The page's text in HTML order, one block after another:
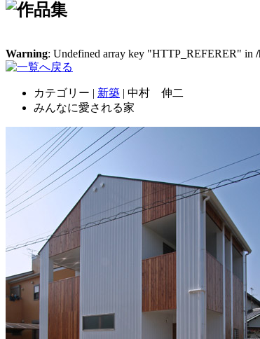
Warning: Undefined array key "HTTP_REFERER" in
カテゴリー | 新築 | 中村 伸二
みんなに愛される家